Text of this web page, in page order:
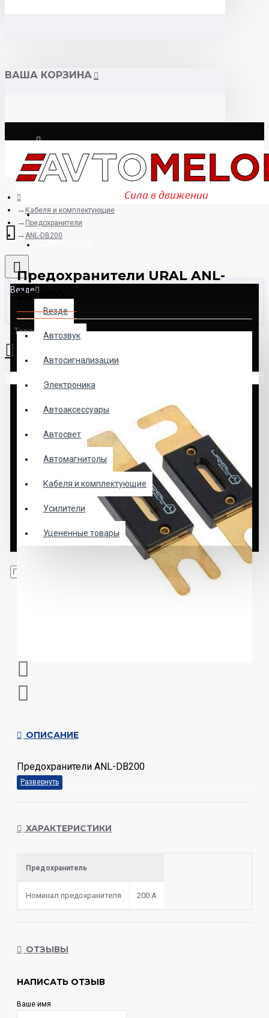
ВАША КОРЗИНА
Логин
Регистрация
8925-507-78-06
Везде
Везде
Автозвук
Автосигнализации
Электроника
Автоаксессуары
Автосвет
Автомагнитолы
Кабеля и комплектующие
Усилители
Уцененные товары
Товаров: 0 (0.00р.)
Кабеля и комплектующие
Предохранители
ANL-DB200
Предохранители URAL ANL-
DB200
ОПИСАНИЕ
Предохранители ANL-DB200
ХАРАКТЕРИСТИКИ
Предохранитель
Номинал предохранителя 200 А
ОТЗЫВЫ
НАПИСАТЬ ОТЗЫВ
Ваше имя